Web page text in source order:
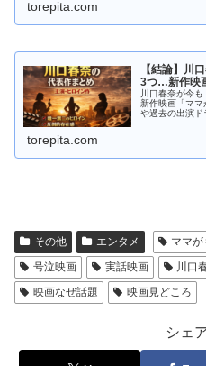
torepita.com
【結論】川
3つ…新作映
川口春奈が今
新作映画「ママ
や過去の出演ド
torepita.com
その他 エンタメ
ママ
号泣映画
実話映画 川口
映画なぜ話題
映画見どころ
シェ